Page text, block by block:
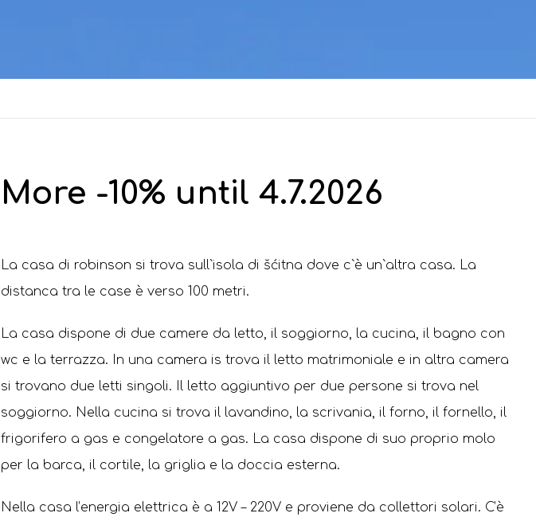
More -10% until 4.7.2026
La casa di robinson si trova sull`isola di šćitna dove c`ѐ un`altra casa. La
distanca tra le case ѐ verso 100 metri.
La casa dispone di due camere da letto, il soggiorno, la cucina, il bagno con
wc e la terrazza. In una camera is trova il letto matrimoniale e in altra camera
si trovano due letti singoli. Il letto aggiuntivo per due persone si trova nel
soggiorno. Nella cucina si trova il lavandino, la scrivania, il forno, il fornello, il
frigorifero a gas e congelatore a gas. La casa dispone di suo proprio molo
per la barca, il cortile, la griglia e la doccia esterna.
Nella casa l’energia elettrica è a 12V – 220V e proviene da collettori solari. C’è